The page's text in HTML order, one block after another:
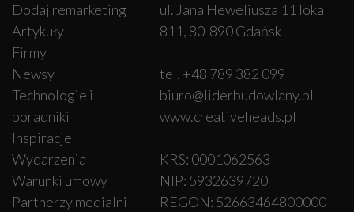
Dodaj remarketing
Artykuły
Firmy
Newsy
Technologie i
poradniki
Inspiracje
Wydarzenia
Warunki umowy
Partnerzy medialni
ul. Jana Heweliusza 11 lokal
811, 80-890 Gdańsk
tel. +48 789 382 099
biuro@liderbudowlany.pl
www.creativeheads.pl
KRS: 0001062563
NIP: 5932639720
REGON: 52663464800000